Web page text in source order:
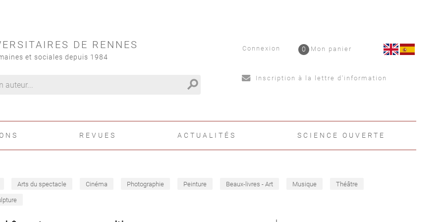
DE RENNES
et sociales depuis 1984
search
Connexion Mon panier
0
Inscription à la lettre d'information
REVUES ACTUALITÉS SCIENCE OUVERTE
Arts du spectacle Cinéma Photographie Peinture Beaux-livres - Art Musique Théâtre